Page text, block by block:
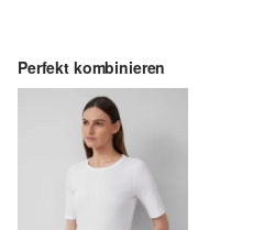
Perfekt kombinieren